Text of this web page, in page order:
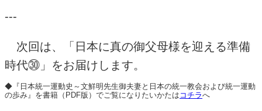
---
次回は、「日本に真の御父母様を迎える準備
時代㉚」をお届けします。
◆『日本統一運動史～文鮮明先生御夫妻と日本の統一教会および統一運動
の歩み』を書籍（PDF版）でご覧になりたいかたは コチラへ